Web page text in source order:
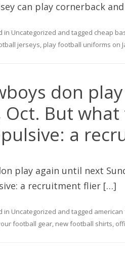
can play cornerback
in Uncategorized and tagged cheap
jerseys, play football uniforms on
don
Oct. But
a
play again until next
a recruitment flier […]
in Uncategorized and tagged
football gear, new football shirts,